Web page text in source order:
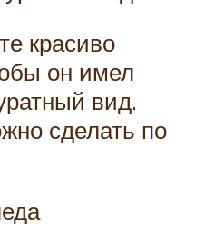
красиво
он имел
вид.
сделать по